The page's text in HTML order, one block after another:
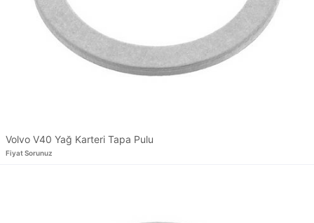
Volvo V40 Yağ Karteri Tapa Pulu
Fiyat Sorunuz